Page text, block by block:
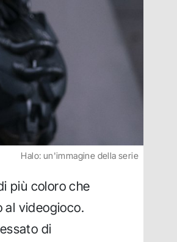
Halo: un'immagine della serie
più coloro che
videogioco.
di